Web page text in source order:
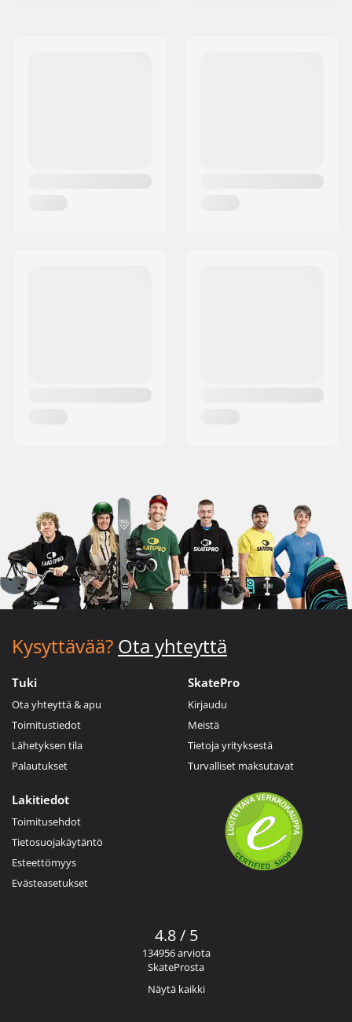
Kysyttävää? Ota yhteyttä
Tuki
Ota yhteyttä & apu
Toimitustiedot
Lähetyksen tila
Palautukset
SkatePro
Kirjaudu
Meistä
Tietoja yrityksestä
Turvalliset maksutavat
Lakitiedot
Toimitusehdot
Tietosuojakäytäntö
Esteettömyys
Evästeasetukset
4.8 / 5
134956 arviota
SkateProsta
Näytä kaikki